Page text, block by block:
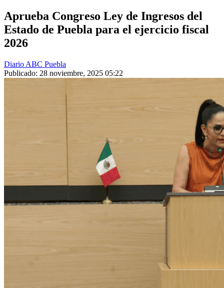
Aprueba Congreso Ley de Ingresos del
Estado de Puebla para el ejercicio fiscal
2026
Diario ABC Puebla
Publicado: 28 noviembre, 2025 05:22